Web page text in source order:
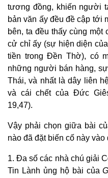
tương đồng, khiến người
bản văn ấy đều đề cập tới
bên, ta đều thấy cùng
cử chỉ ấy (sự hiện diện
tiền trong Đền Thờ), có
những người bán hàng,
Thái, và nhất là dây liên
và cái chết của Đức
19,47).
Vậy phải chọn giữa bài
nào đã đặt biến cố này
1. Đa số các nhà chú giải
Tin Lành ủng hộ bài của